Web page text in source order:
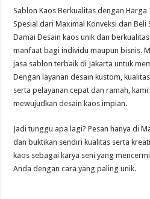
Sablon Kaos Berkualitas dengan Harga
Spesial dari Maximal Konveksi dan
Damai Desain kaos unik dan
manfaat bagi individu maupun bisnis.
jasa sablon terbaik di Jakarta untuk
Dengan layanan desain kustom,
serta pelayanan cepat dan ramah,
mewujudkan desain kaos impian.
Jadi tunggu apa lagi? Pesan hanya di
dan buktikan sendiri kualitas serta
kaos sebagai karya seni yang
Anda dengan cara yang paling unik.